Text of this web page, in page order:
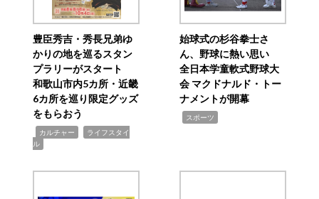
豊臣秀吉・秀長兄弟ゆ
かりの地を巡るスタン
プラリーがスタート
和歌山市内5カ所・近畿
6カ所を巡り限定グッズ
をもらおう
カルチャー
ライフスタイ
ル
始球式の杉谷拳士さ
ん、野球に熱い思い
全日本学童軟式野球大
会 マクドナルド・トー
ナメントが開幕
スポーツ